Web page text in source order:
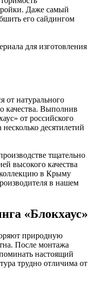
Даже самый
его сайдингом
для изготовления
от натурального
качества. Выполнив
от российского
десятилетий
тщательно
высокого качества
в Крыму
в нашем
«Блокхаус»
природную
После монтажа
настоящий
трудно отличима от